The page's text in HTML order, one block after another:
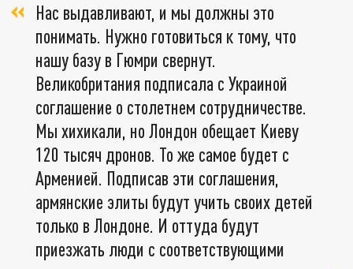
Нас выдавливают, и мы должны это
понимать. Нужно готовиться к тому, что
нашу базу в Гюмри свернут.
Великобритания подписала с Украиной
соглашение о столетнем сотрудничестве.
Мы хихикали, но Лондон обещает Киеву
120 тысяч дронов. То же самое будет с
Арменией. Подписав эти соглашения,
армянские элиты будут учить своих детей
только в Лондоне. И оттуда будут
приезжать люди с соответствующими